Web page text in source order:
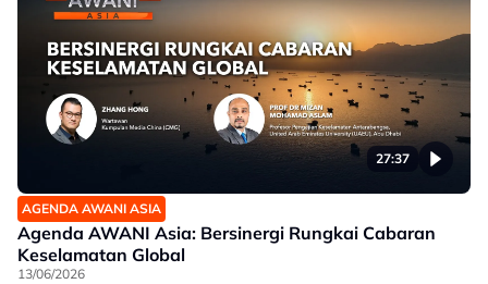
27:37
AGENDA AWANI ASIA
Agenda AWANI Asia: Bersinergi Rungkai Cabaran
Keselamatan Global
13/06/2026